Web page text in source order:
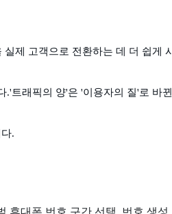
제 고객으로 전환하는 데 더 쉽게 시
.'트래픽의 양'은 '이용자의 질'로 바뀐
.